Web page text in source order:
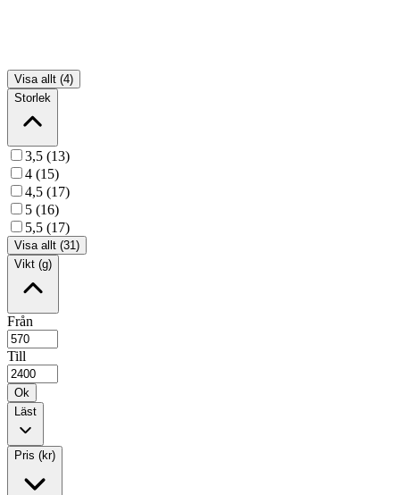
Visa allt (4)
Storlek
3,5 (13)
4 (15)
4,5 (17)
5 (16)
5,5 (17)
Visa allt (31)
Vikt (g)
Från
Till
Ok
Läst
Pris (kr)